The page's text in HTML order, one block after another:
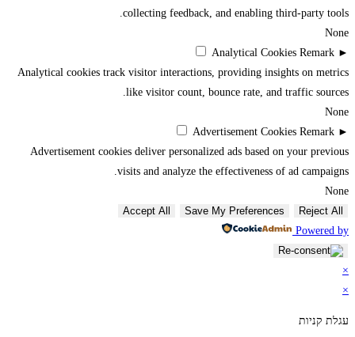
collecting feedback, and enabling third-party tools.
None
►
Analytical Cookies Remark
Analytical cookies track visitor interactions, providing insights on metrics
like visitor count, bounce rate, and traffic sources.
None
►
Advertisement Cookies Remark
Advertisement cookies deliver personalized ads based on your previous
visits and analyze the effectiveness of ad campaigns.
None
Reject All
Save My Preferences
Accept All
Powered by
×
×
עגלת קניות